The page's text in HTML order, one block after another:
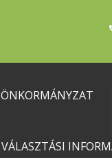
ÖNKORMÁNYZAT
VÁLASZTÁSI